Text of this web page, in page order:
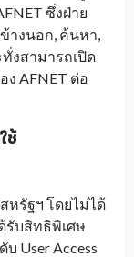
ซึ่งฝ่าย
งนอก, ค้นหา,
งสามารถเปิด
ง AFNET ต่อ
ช้
หรัฐฯ โดยไม่ได้
รับสิทธิพิเศษ
User Access